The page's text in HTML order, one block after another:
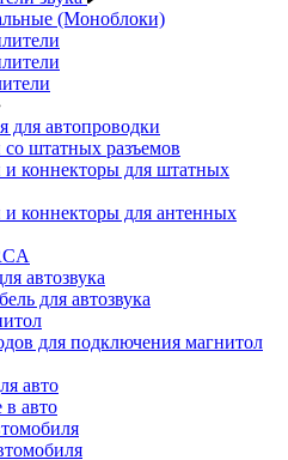
(Моноблоки)
для автопроводки
штатных разъемов
и коннекторы для штатных
коннекторы для антенных
автозвука
для автозвука
для подключения магнитол
авто
в авто